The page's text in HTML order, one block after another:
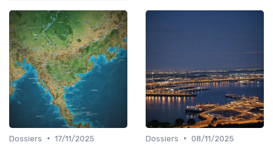
Dossiers • 17/11/2025
Dossiers • 08/11/2025